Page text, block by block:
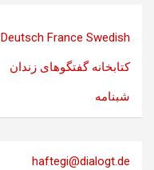
Deutsch France Swedish
کتابخانه گفتگوهای زندان
شبنامه
haftegi@dialogt.de